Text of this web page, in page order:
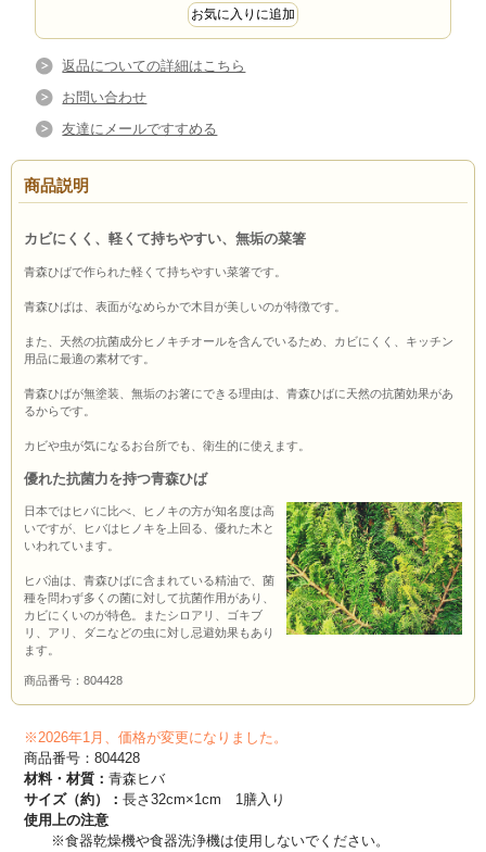
返品についての詳細はこちら
お問い合わせ
友達にメールですすめる
商品説明
カビにくく、軽くて持ちやすい、無垢の菜箸
青森ひばで作られた軽くて持ちやすい菜箸です。
青森ひばは、表面がなめらかで木目が美しいのが特徴です。
また、天然の抗菌成分ヒノキチオールを含んでいるため、カビにくく、キッチン
用品に最適の素材です。
青森ひばが無塗装、無垢のお箸にできる理由は、青森ひばに天然の抗菌効果があ
るからです。
カビや虫が気になるお台所でも、衛生的に使えます。
優れた抗菌力を持つ青森ひば
日本ではヒバに比べ、ヒノキの方が知名度は高
いですが、ヒバはヒノキを上回る、優れた木と
いわれています。
ヒバ油は、青森ひばに含まれている精油で、菌
種を問わず多くの菌に対して抗菌作用があり、
カビにくいのが特色。またシロアリ、ゴキブ
リ、アリ、ダニなどの虫に対し忌避効果もあり
ます。
商品番号：804428
※2026年1月、価格が変更になりました。
商品番号：804428
材料・材質：青森ヒバ
サイズ（約）：長さ32cm×1cm 1膳入り
使用上の注意
※食器乾燥機や食器洗浄機は使用しないでください。